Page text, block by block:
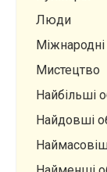
Люди
Мистецтво
Найбільші
Найдовші